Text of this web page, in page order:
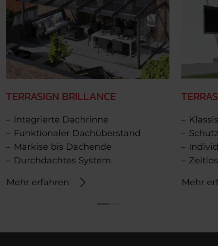
TERRASIGN BRILLANCE
Integrierte Dachrinne
Funktionaler Dachüberstand
Markise bis Dachende
Durchdachtes System
Mehr erfahren Mehr